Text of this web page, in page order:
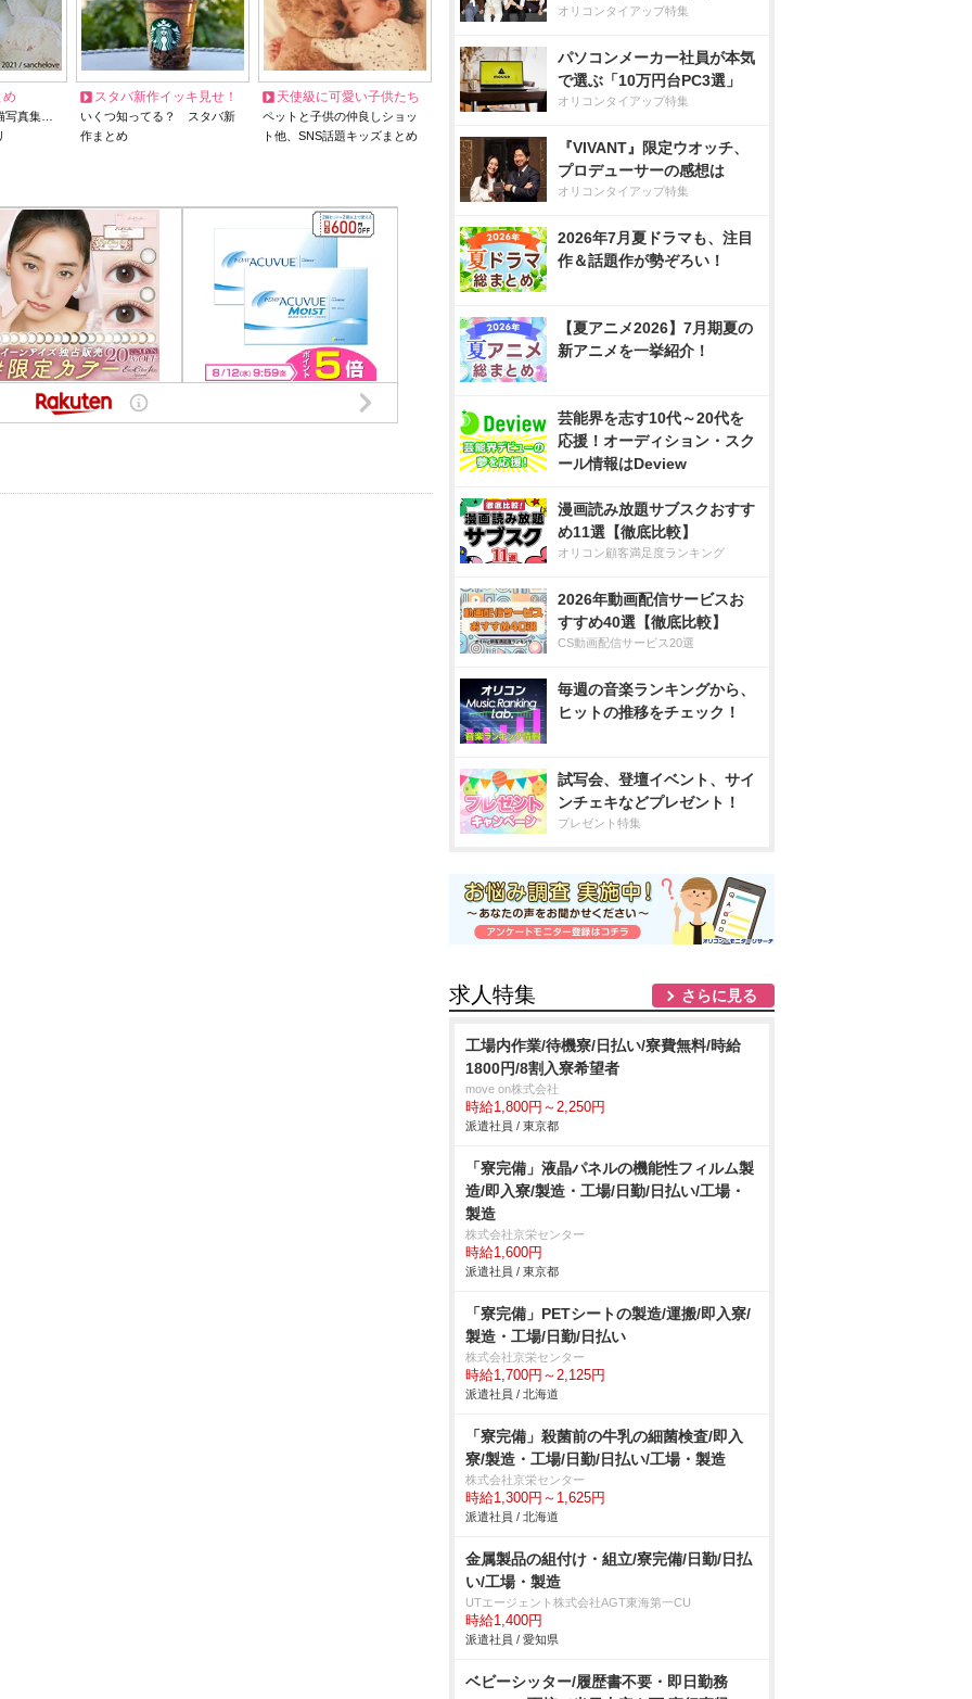
め
写真集…
スタバ新作イッキ見せ！
いくつ知ってる？ スタバ新
作まとめ
天使級に可愛い子供たち
ペットと子供の仲良しショッ
ト他、SNS話題キッズまとめ
オリコンタイアップ特集
パソコンメーカー社員が本気
で選ぶ「10万円台PC3選」
オリコンタイアップ特集
『VIVANT』限定ウオッチ、
プロデューサーの感想は
オリコンタイアップ特集
2026年7月夏ドラマも、注目
作＆話題作が勢ぞろい！
【夏アニメ2026】7月期夏の
新アニメを一挙紹介！
芸能界を志す10代～20代を
応援！オーディション・スク
ール情報はDeview
漫画読み放題サブスクおすす
め11選【徹底比較】
オリコン顧客満足度ランキング
2026年動画配信サービスお
すすめ40選【徹底比較】
CS動画配信サービス20選
毎週の音楽ランキングから、
ヒットの推移をチェック！
試写会、登壇イベント、サイ
ンチェキなどプレゼント！
プレゼント特集
求人特集 さらに見る
工場内作業/待機寮/日払い/寮費無料/時給
1800円/8割入寮希望者
move on株式会社
時給1,800円～2,250円
派遣社員 / 東京都
「寮完備」液晶パネルの機能性フィルム製
造/即入寮/製造・工場/日勤/日払い/工場・
製造
株式会社京栄センター
時給1,600円
派遣社員 / 東京都
「寮完備」PETシートの製造/運搬/即入寮/
製造・工場/日勤/日払い
株式会社京栄センター
時給1,700円～2,125円
派遣社員 / 北海道
「寮完備」殺菌前の牛乳の細菌検査/即入
寮/製造・工場/日勤/日払い/工場・製造
株式会社京栄センター
時給1,300円～1,625円
派遣社員 / 北海道
金属製品の組付け・組立/寮完備/日勤/日払
い/工場・製造
UTエージェント株式会社AGT東海第一CU
時給1,400円
派遣社員 / 愛知県
ベビーシッター/履歴書不要・即日勤務